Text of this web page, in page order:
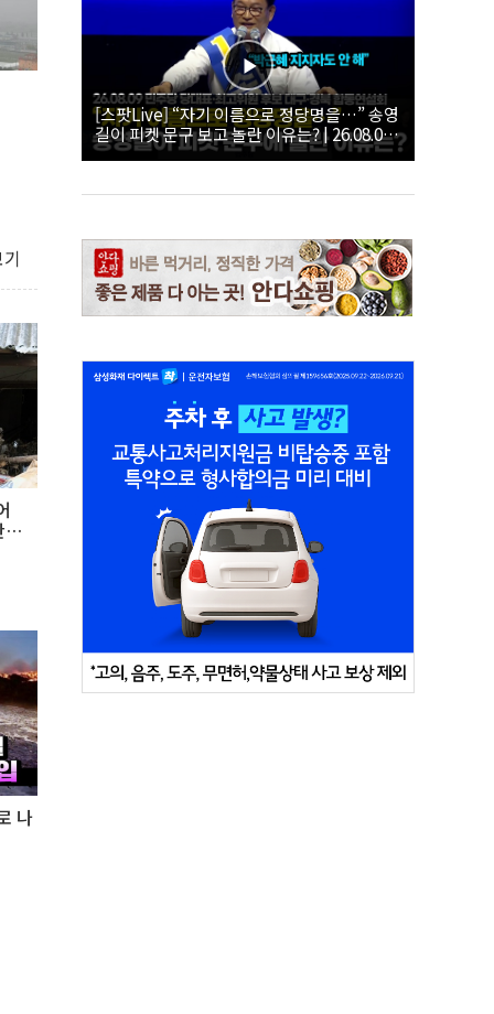
나
[스팟Live] “자기 이름으로 정당명을…” 송영
길이 피켓 문구 보고 놀란 이유는? | 26.08.09
더불어민주당 당대표·최고위원 후보 대구·경